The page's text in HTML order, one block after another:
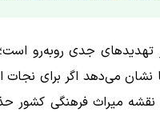
تهدیدهای جدی روبه‌رو است؛
می‌دهد اگر برای نجات
نقشه میراث فرهنگی کشور